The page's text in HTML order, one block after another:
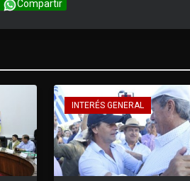
Compartir
INTERÉS GENERAL